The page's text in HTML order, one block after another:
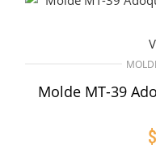
Molde MT-39
$